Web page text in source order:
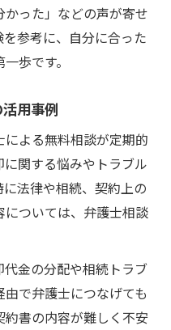
った」などの声が寄せ
参考に、自分に合った
歩です。
用事例
よる無料相談が定期的
関する悩みやトラブル
法律や相続、契約上の
については、弁護士相談
金の分配や相続トラブ
で弁護士につなげても
書の内容が難しく不安